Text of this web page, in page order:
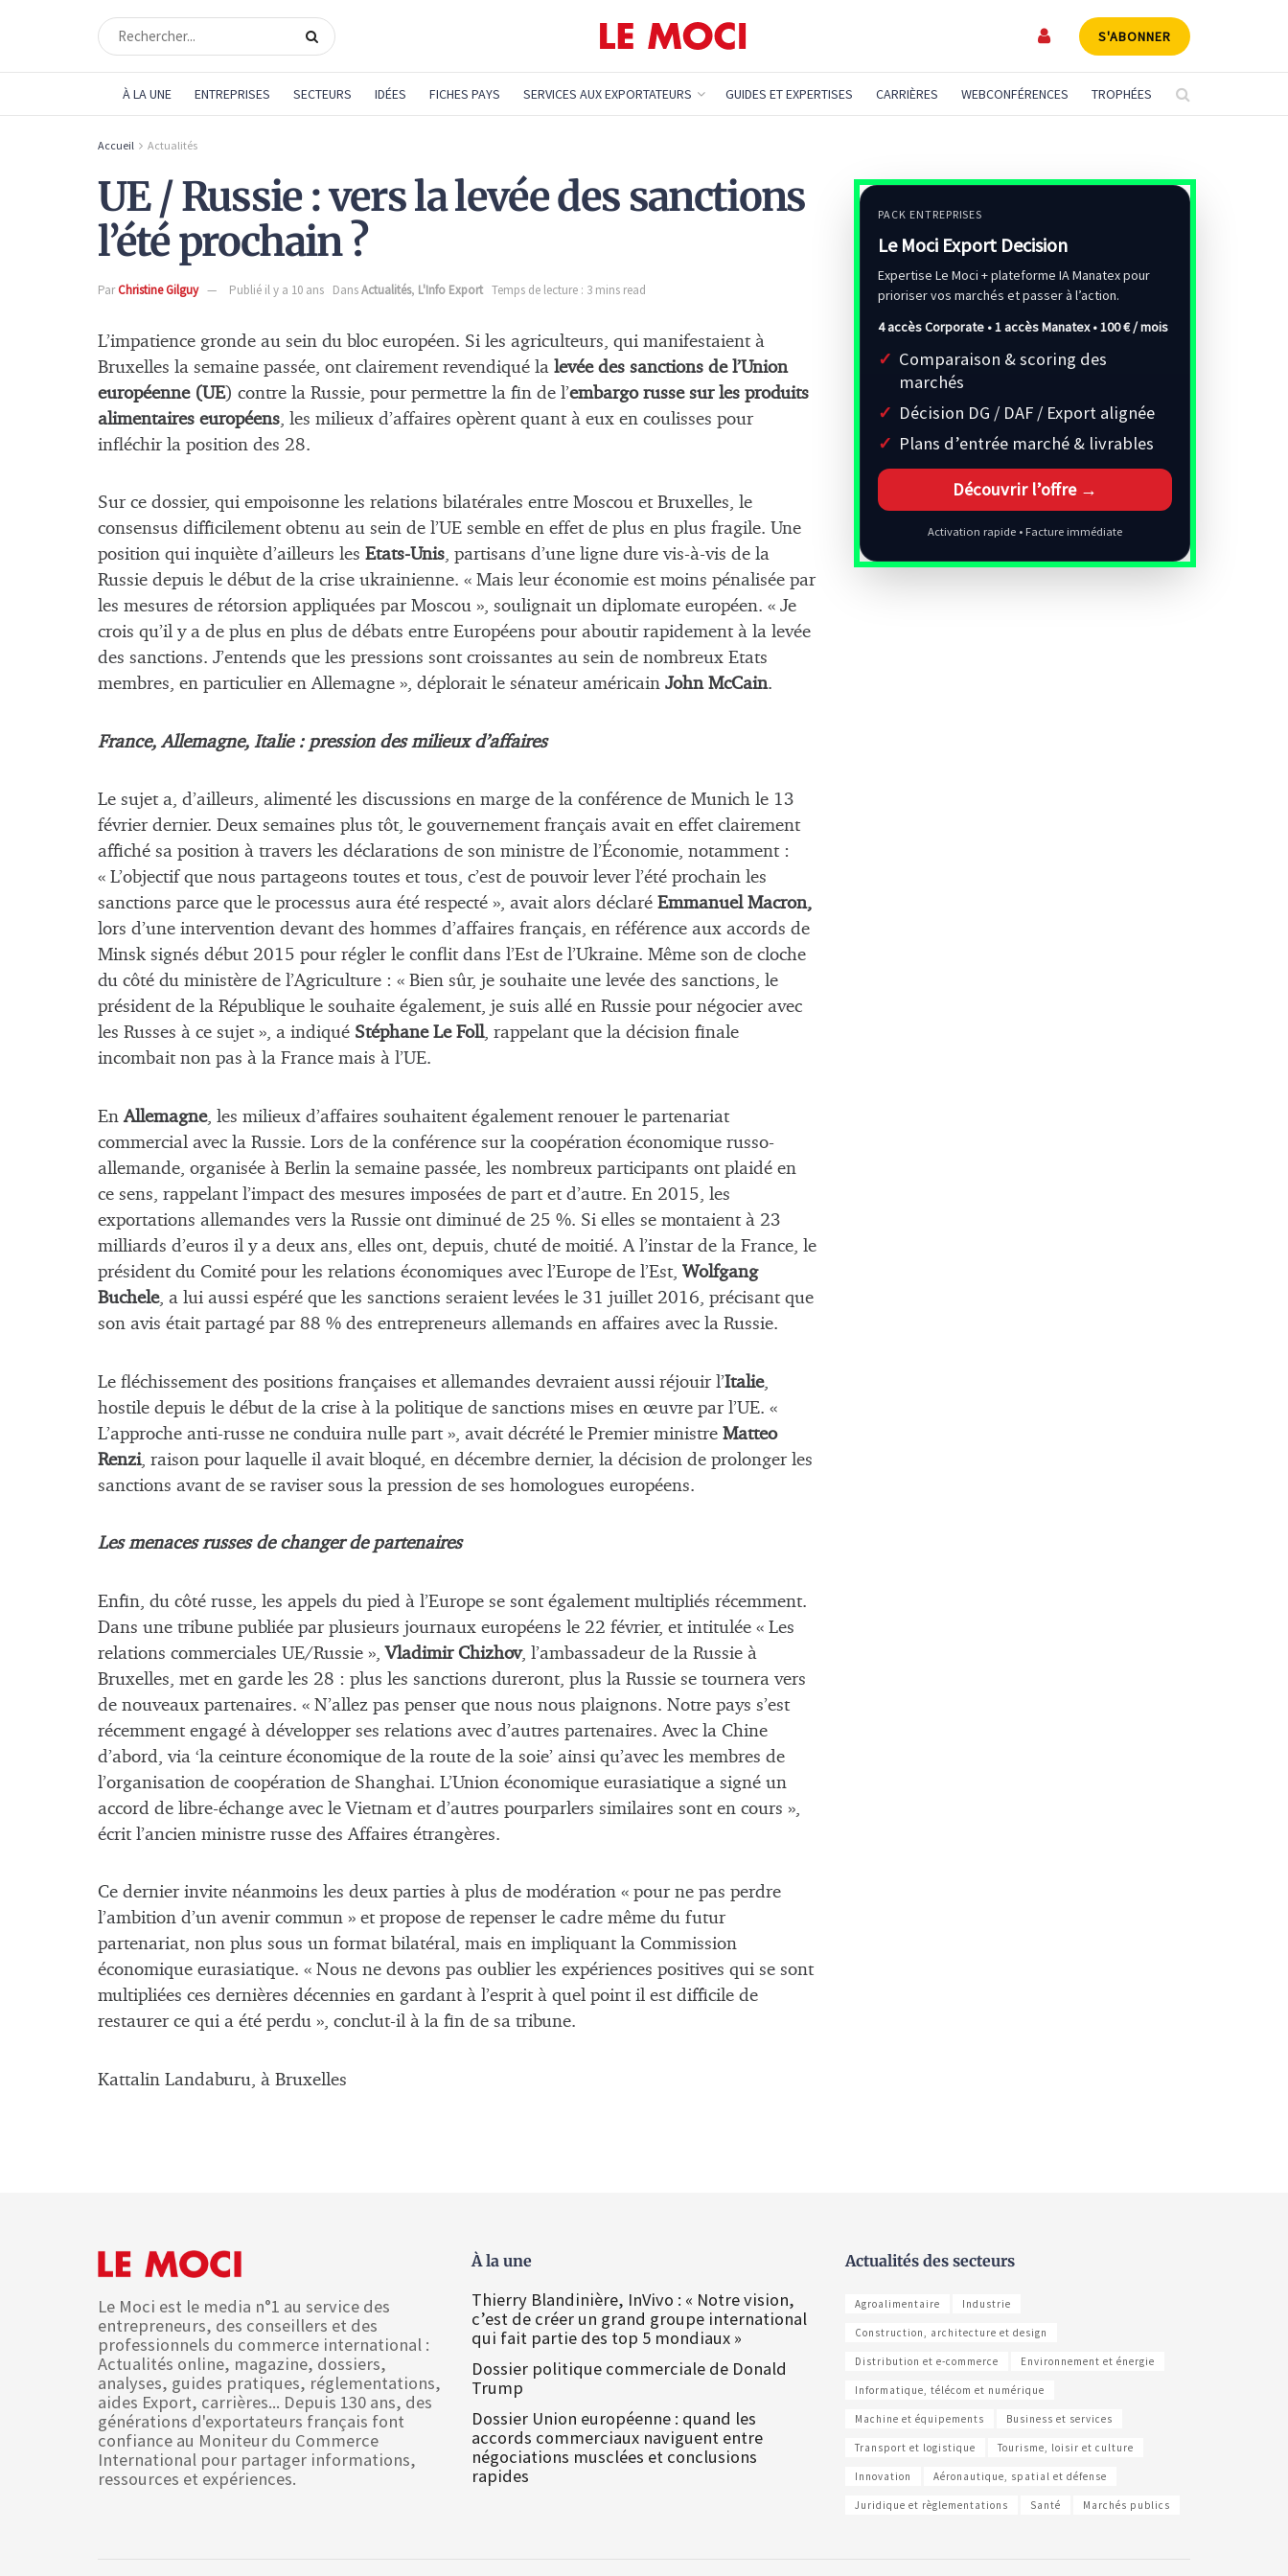
S'ABONNER
À LA UNE ENTREPRISES SECTEURS IDÉES FICHES PAYS SERVICES AUX EXPORTATEURS GUIDES ET EXPERTISES CARRIÈRES WEBCONFÉRENCES TROPHÉES
Accueil Actualités
UE / Russie : vers la levée des sanctions
l’été prochain ?
ParChristine Gilguy Publié il y a 10 ans DansActualités, L'Info Export Temps de lecture : 3 mins read
L’impatience gronde au sein du bloc européen. Si les agriculteurs, qui manifestaient à
Bruxelles la semaine passée, ont clairement revendiqué la levée des sanctions de l’Union
européenne (UE) contre la Russie, pour permettre la fin de l’embargo russe sur les produits
alimentaires européens , les milieux d’affaires opèrent quant à eux en coulisses pour
infléchir la position des 28.
Sur ce dossier, qui empoisonne les relations bilatérales entre Moscou et Bruxelles, le
consensus difficilement obtenu au sein de l’UE semble en effet de plus en plus fragile. Une
position qui inquiète d’ailleurs les Etats-Unis, partisans d’une ligne dure vis-à-vis de la
Russie depuis le début de la crise ukrainienne. « Mais leur économie est moins pénalisée par
les mesures de rétorsion appliquées par Moscou », soulignait un diplomate européen. « Je
crois qu’il y a de plus en plus de débats entre Européens pour aboutir rapidement à la levée
des sanctions. J’entends que les pressions sont croissantes au sein de nombreux Etats
membres, en particulier en Allemagne », déplorait le sénateur américain John McCain.
France, Allemagne, Italie : pression des milieux d’affaires
Le sujet a, d’ailleurs, alimenté les discussions en marge de la conférence de Munich le 13
février dernier. Deux semaines plus tôt, le gouvernement français avait en effet clairement
affiché sa position à travers les déclarations de son ministre de l’Économie, notamment :
« L’objectif que nous partageons toutes et tous, c’est de pouvoir lever l’été prochain les
sanctions parce que le processus aura été respecté », avait alors déclaré Emmanuel Macron,
lors d’une intervention devant des hommes d’affaires français, en référence aux accords de
Minsk signés début 2015 pour régler le conflit dans l’Est de l’Ukraine. Même son de cloche
du côté du ministère de l’Agriculture : « Bien sûr, je souhaite une levée des sanctions, le
président de la République le souhaite également, je suis allé en Russie pour négocier avec
les Russes à ce sujet », a indiqué Stéphane Le Foll, rappelant que la décision finale
incombait non pas à la France mais à l’UE.
EnAllemagne, les milieux d’affaires souhaitent également renouer le partenariat
commercial avec la Russie. Lors de la conférence sur la coopération économique russo-
allemande, organisée à Berlin la semaine passée, les nombreux participants ont plaidé en
ce sens, rappelant l’impact des mesures imposées de part et d’autre. En 2015, les
exportations allemandes vers la Russie ont diminué de 25 %. Si elles se montaient à 23
milliards d’euros il y a deux ans, elles ont, depuis, chuté de moitié. A l’instar de la France, le
président du Comité pour les relations économiques avec l’Europe de l’Est, Wolfgang
Buchele, a lui aussi espéré que les sanctions seraient levées le 31 juillet 2016, précisant que
son avis était partagé par 88 % des entrepreneurs allemands en affaires avec la Russie.
Le fléchissement des positions françaises et allemandes devraient aussi réjouir l’Italie,
hostile depuis le début de la crise à la politique de sanctions mises en œuvre par l’UE. «
L’approche anti-russe ne conduira nulle part », avait décrété le Premier ministre Matteo
Renzi, raison pour laquelle il avait bloqué, en décembre dernier, la décision de prolonger les
sanctions avant de se raviser sous la pression de ses homologues européens.
Les menaces russes de changer de partenaires
Enfin, du côté russe, les appels du pied à l’Europe se sont également multipliés récemment.
Dans une tribune publiée par plusieurs journaux européens le 22 février, et intitulée « Les
relations commerciales UE/Russie »,Vladimir Chizhov, l’ambassadeur de la Russie à
Bruxelles, met en garde les 28 : plus les sanctions dureront, plus la Russie se tournera vers
de nouveaux partenaires. « N’allez pas penser que nous nous plaignons. Notre pays s’est
récemment engagé à développer ses relations avec d’autres partenaires. Avec la Chine
d’abord, via ‘la ceinture économique de la route de la soie’ ainsi qu’avec les membres de
l’organisation de coopération de Shanghai. L’Union économique eurasiatique a signé un
accord de libre-échange avec le Vietnam et d’autres pourparlers similaires sont en cours »,
écrit l’ancien ministre russe des Affaires étrangères.
Ce dernier invite néanmoins les deux parties à plus de modération « pour ne pas perdre
l’ambition d’un avenir commun » et propose de repenser le cadre même du futur
partenariat, non plus sous un format bilatéral, mais en impliquant la Commission
économique eurasiatique. « Nous ne devons pas oublier les expériences positives qui se sont
multipliées ces dernières décennies en gardant à l’esprit à quel point il est difficile de
restaurer ce qui a été perdu », conclut-il à la fin de sa tribune.
Kattalin Landaburu, à Bruxelles
PACK ENTREPRISES
Le Moci Export Decision
Expertise Le Moci + plateforme IA Manatex pour
prioriser vos marchés et passer à l’action.
4 accès Corporate • 1 accès Manatex •100 € / mois
Comparaison & scoring des
marchés
Décision DG / DAF / Export alignée
Plans d’entrée marché & livrables
Découvrir l’offre →
Activation rapide • Facture immédiate
Le Moci est le media n°1 au service des
entrepreneurs, des conseillers et des
professionnels du commerce international :
Actualités online, magazine, dossiers,
analyses, guides pratiques, réglementations,
aides Export, carrières... Depuis 130 ans, des
générations d'exportateurs français font
confiance au Moniteur du Commerce
International pour partager informations,
ressources et expériences.
À la une
Thierry Blandinière, InVivo : « Notre vision,
c’est de créer un grand groupe international
qui fait partie des top 5 mondiaux »
Dossier politique commerciale de Donald
Trump
Dossier Union européenne : quand les
accords commerciaux naviguent entre
négociations musclées et conclusions
rapides
Actualités des secteurs
Agroalimentaire Industrie
Construction, architecture et design
Distribution et e-commerce Environnement et énergie
Informatique, télécom et numérique
Machine et équipements Business et services
Transport et logistique Tourisme, loisir et culture
Innovation Aéronautique, spatial et défense
Juridique et règlementations Santé Marchés publics